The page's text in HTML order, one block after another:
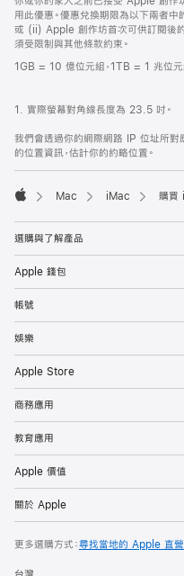
用此優惠。優惠兌換期限為以下兩者中
或 (ii) Apple 創作坊首次可供訂閱後的
須受限制與其他條款約束。
1GB = 10 億位元組，1TB = 1 兆位元
1. 實際螢幕對角線長度為 23.5 吋。
我們會透過你的網際網路 IP 位址所對
的位置資訊，估計你的約略位置。
Mac iMac 購買
選購與了解產品
Apple 錢包
帳號
娛樂
Apple Store
商務應用
教育應用
Apple 價值
關於 Apple
更多選購方式：尋找當地的 Apple 直